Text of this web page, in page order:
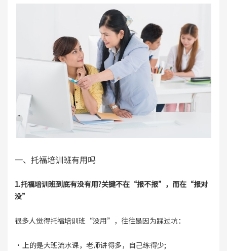
一、托福培训班有用吗
1.托福培训班到底有没有用?关键不在“报不报”，而在“报对
没”
很多人觉得托福培训班“没用”，往往是因为踩过坑：
·上的是大班流水课，老师讲得多，自己练得少;